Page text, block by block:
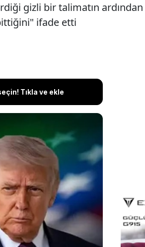
gizli bir talimatın
ifade etti
Tıkla ve ekle
Donald Trump,
söyledi. ABD
ardından "200'den
İran için her şeyin